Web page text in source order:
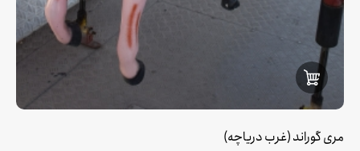
مری گوراند (غرب دریاچه)